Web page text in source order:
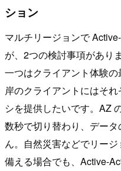
ション
マルチリージョンで
が、2つの検討事項があり
一つはクライアント体験
岸のクライアントにはそ
シを提供したいです。AZ
数秒で切り替わり、デー
ん。自然災害などでリー
備える場合でも、Active-